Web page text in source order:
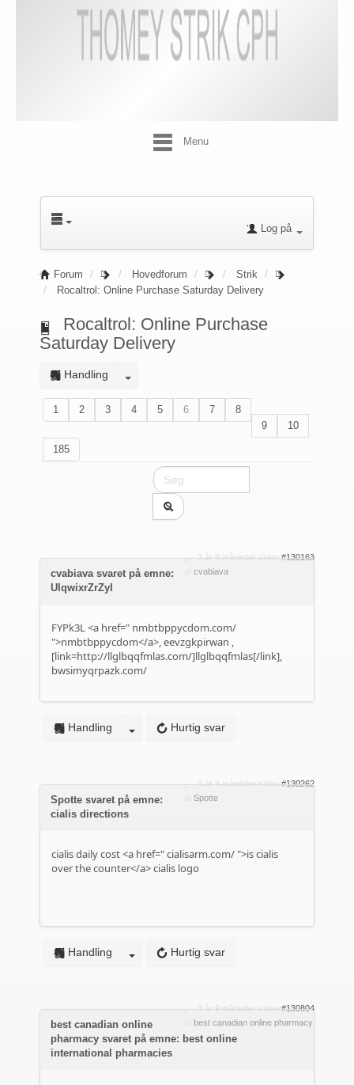
Menu
Log på
Forum Hovedforum
Strik
Rocaltrol: Online Purchase Saturday Delivery
Rocaltrol: Online Purchase
Saturday Delivery
Handling
1 2 3 4 5 6 7
8
9
10
185
3 år 9 måneder siden #130163
cvabiava
cvabiava svaret på emne:
UlqwixrZrZyI
FYPk3L <a href=" nmbtbppycdom.com/
">nmbtbppycdom</a>,eevzgkpirwan ,
[link=http://llglbqqfmlas.com/]llglbqqfmlas[/link],
bwsimyqrpazk.com/
Hurtig svar
Handling
3 år 9 måneder siden #130262
Spotte
Spotte svaret på emne:
cialis directions
cialis daily cost <a href="cialisarm.com/ ">is cialis
over the counter</a> cialis logo
Hurtig svar
Handling
3 år 9 måneder siden #130804
best canadian online pharmacy
best canadian online
pharmacy svaret på emne: best online
international pharmacies